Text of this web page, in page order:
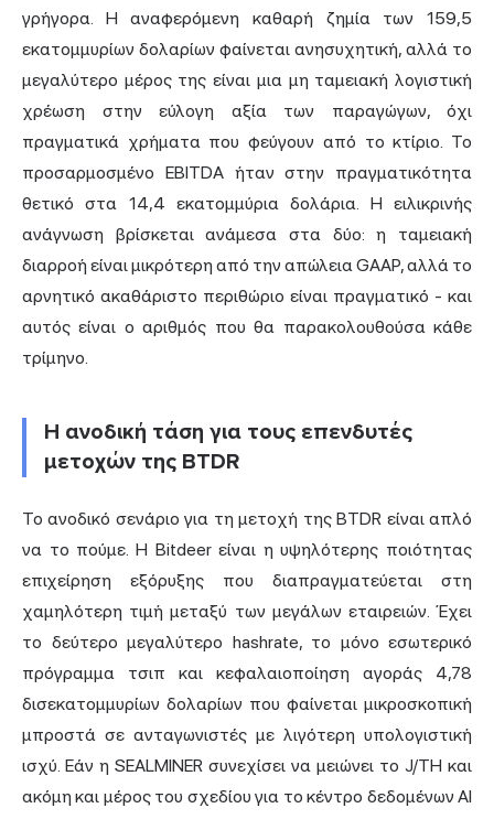
γρήγορα. Η αναφερόμενη καθαρή ζημία των 159,5
εκατομμυρίων δολαρίων φαίνεται ανησυχητική, αλλά το
μεγαλύτερο μέρος της είναι μια μη ταμειακή λογιστική
χρέωση στην εύλογη αξία των παραγώγων, όχι
πραγματικά χρήματα που φεύγουν από το κτίριο. Το
προσαρμοσμένο EBITDAήταν στην πραγματικότητα
θετικό στα 14,4 εκατομμύρια δολάρια. Η ειλικρινής
ανάγνωση βρίσκεται ανάμεσα στα δύο: η ταμειακή
διαρροή είναι μικρότερη από την απώλεια GAAP, αλλά το
αρνητικό ακαθάριστο περιθώριο είναι πραγματικό - και
αυτός είναι ο αριθμός που θα παρακολουθούσα κάθε
τρίμηνο.
Η ανοδική τάση για τους επενδυτές
μετοχών της BTDR
Το ανοδικό σενάριο για τη μετοχή της BTDR είναι απλό
να το πούμε. Η Bitdeer είναι η υψηλότερης ποιότητας
επιχείρηση εξόρυξης που διαπραγματεύεται στη
χαμηλότερη τιμή μεταξύ των μεγάλων εταιρειών. Έχει
το δεύτερο μεγαλύτερο hashrate, το μόνο εσωτερικό
πρόγραμμα τσιπ και κεφαλαιοποίηση αγοράς 4,78
δισεκατομμυρίων δολαρίων που φαίνεται μικροσκοπική
μπροστά σε ανταγωνιστές με λιγότερη υπολογιστική
ισχύ. Εάν η SEALMINER συνεχίσει να μειώνει το J/TH και
ακόμη και μέρος του σχεδίου για το κέντρο δεδομένων AI